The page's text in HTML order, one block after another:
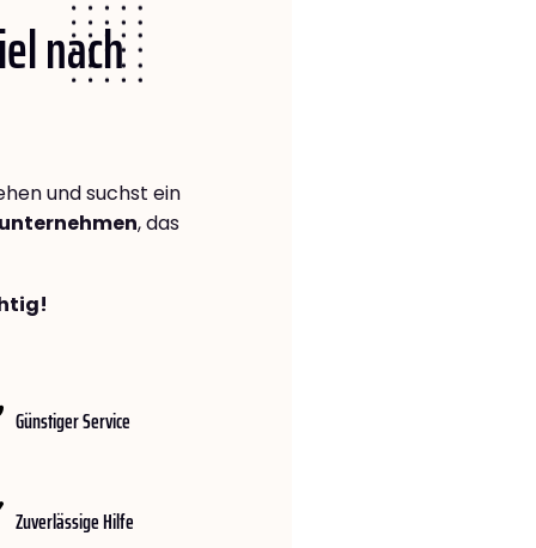
nach
und suchst ein
, das
Günstiger Service
Zuverlässige Hilfe